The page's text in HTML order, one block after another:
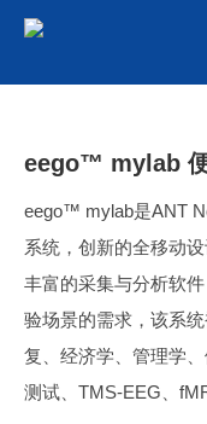
eego™ mylab
eego™ mylab是ANT
系统，创新的全移动
丰富的采集与分析软
验场景的需求，该系
复、经济学、管理学
测试、TMS-EEG、